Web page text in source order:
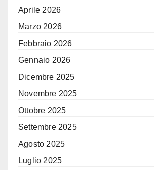
Aprile 2026
Marzo 2026
Febbraio 2026
Gennaio 2026
Dicembre 2025
Novembre 2025
Ottobre 2025
Settembre 2025
Agosto 2025
Luglio 2025